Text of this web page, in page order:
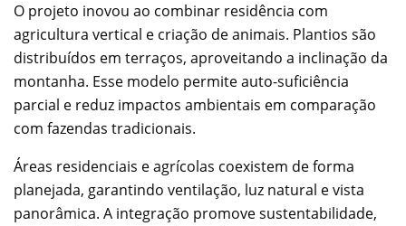
O projeto inovou ao combinar residência com
agricultura vertical e criação de animais. Plantios são
distribuídos em terraços, aproveitando a inclinação da
montanha. Esse modelo permite auto-suficiência
parcial e reduz impactos ambientais em comparação
com fazendas tradicionais.
Áreas residenciais e agrícolas coexistem de forma
planejada, garantindo ventilação, luz natural e vista
panorâmica. A integração promove sustentabilidade,